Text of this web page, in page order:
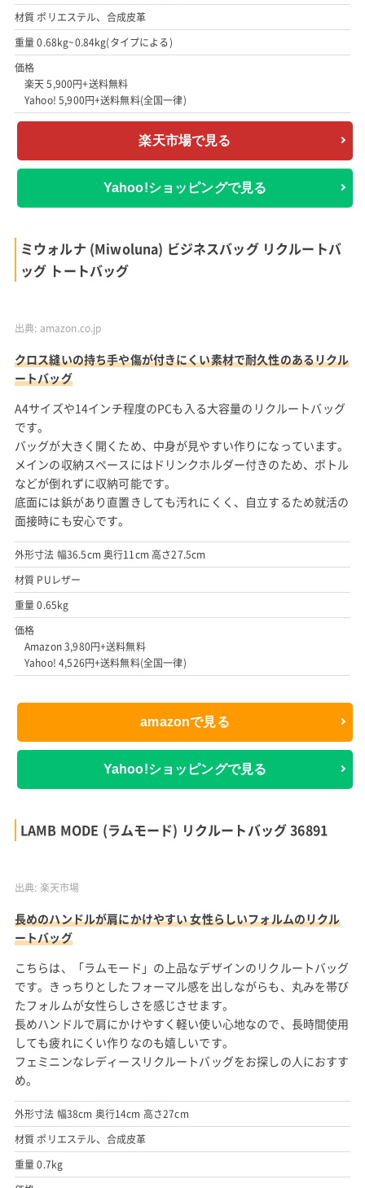
材質 ポリエステル、合成皮革
重量 0.68kg~0.84kg(タイプによる)
価格
楽天 5,900円+送料無料
Yahoo! 5,900円+送料無料(全国一律)
楽天市場で見る
Yahoo!ショッピングで見る
ミウォルナ (Miwoluna) ビジネスバッグ リクルートバ
ッグ トートバッグ
出典: amazon.co.jp
クロス縫いの持ち手や傷が付きにくい素材で耐久性のあるリクル
ートバッグ
A4サイズや14インチ程度のPCも入る大容量のリクルートバッグ
です。
バッグが大きく開くため、中身が見やすい作りになっています。
メインの収納スペースにはドリンクホルダー付きのため、ボトル
などが倒れずに収納可能です。
底面には鋲があり直置きしても汚れにくく、自立するため就活の
面接時にも安心です。
外形寸法 幅36.5cm 奥行11cm 高さ27.5cm
材質 PUレザー
重量 0.65kg
価格
Amazon 3,980円+送料無料
Yahoo! 4,526円+送料無料(全国一律)
amazonで見る
Yahoo!ショッピングで見る
LAMB MODE (ラムモード) リクルートバッグ 36891
出典:楽天市場